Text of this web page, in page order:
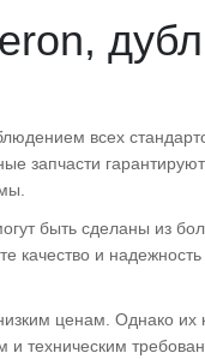
всех
запчасти
быть сделаны из
качество и
ценам. Однако их
и техническим